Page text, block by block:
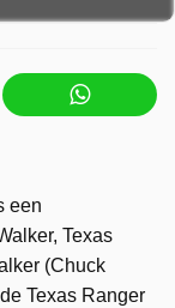
een
Texas
(Chuck
Texas Ranger